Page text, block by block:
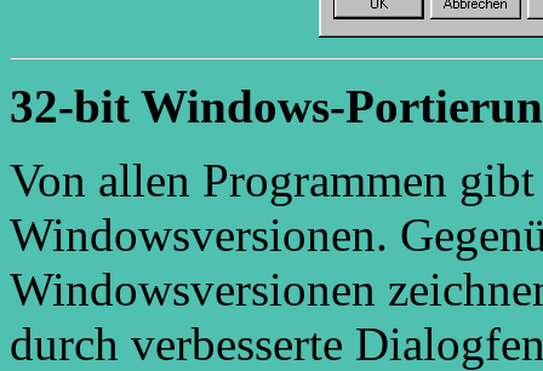
32-bit Windows-
Von allen Programmen
Windowsversionen.
Windowsversionen
durch verbesserte